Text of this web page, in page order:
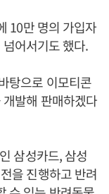
10만 명의 가입자
어서기도 했다.
탕으로 이모티콘
발해 판매하겠다
삼성카드, 삼성
을 진행하고 반려